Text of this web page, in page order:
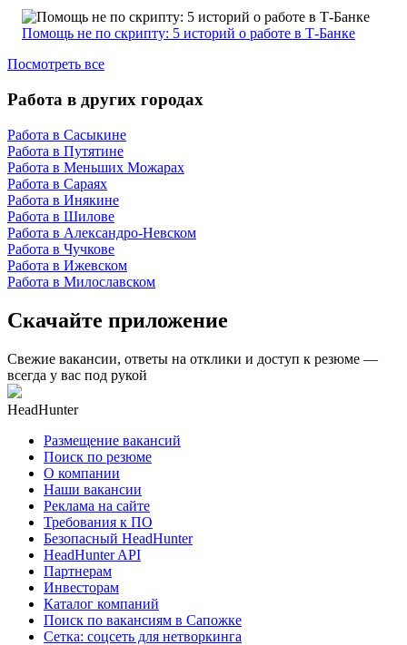
Помощь не по скрипту: 5 историй о работе в Т-Банке
Посмотреть все
Работа в других городах
Работа в Сасыкине
Работа в Путятине
Работа в Меньших Можарах
Работа в Сараях
Работа в Инякине
Работа в Шилове
Работа в Александро-Невском
Работа в Чучкове
Работа в Ижевском
Работа в Милославском
Скачайте приложение
Свежие вакансии, ответы на отклики и доступ к резюме —
всегда у вас под рукой
HeadHunter
Размещение вакансий
Поиск по резюме
О компании
Наши вакансии
Реклама на сайте
Требования к ПО
Безопасный HeadHunter
HeadHunter API
Партнерам
Инвесторам
Каталог компаний
Поиск по вакансиям в Сапожке
Сетка: соцсеть для нетворкинга